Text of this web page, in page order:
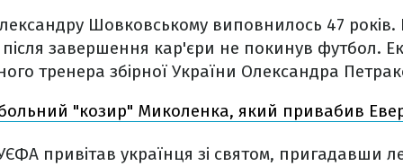
Шовковському виповнилось 47 років.
після завершення кар'єри не покинув футбол.
тренера збірної України Олександра
"козир" Миколенка, який привабив
привітав українця зі святом, пригадавши